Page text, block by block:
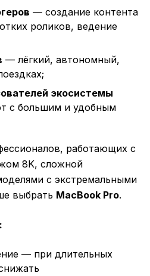
— создание контента
роликов, ведение
— лёгкий, автономный,
экосистемы
с большим и удобным
работающих с
8K, сложной
с экстремальными
выбрать MacBook Pro.
— при длительных